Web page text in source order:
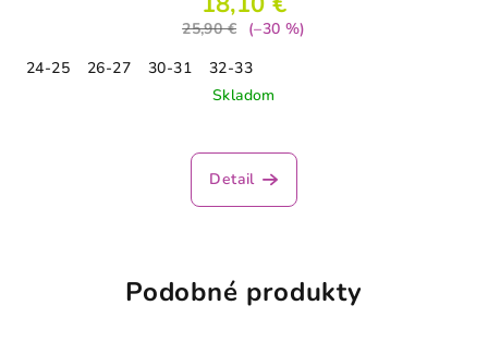
25,90 €
(–30 %)
24-25
26-27 30-31
32-33
Skladom
Detail
Podobné produkty